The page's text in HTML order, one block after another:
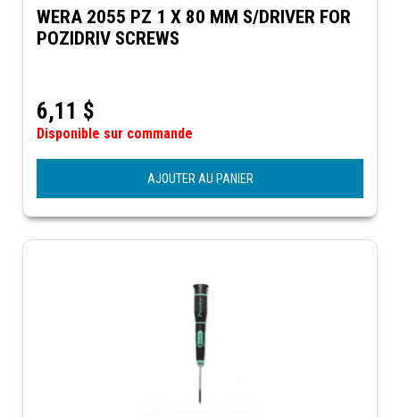
WERA 2055 PZ 1 X 80 MM S/DRIVER FOR
POZIDRIV SCREWS
6,11 $
Disponible sur commande
AJOUTER AU PANIER